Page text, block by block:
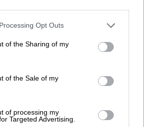
website/app uses one or more Google
or usage behaviour. You may click to
to Google and its third-party tags to
specified purposes in below Google
Opt Outs
of the Sharing of my
of the Sale of my
of processing my
Targeted Advertising.
σε ανακοίνωση: «Εκοιμήθη
Τιράνων,
Αυτοκέφαλος
με βαθύτατη οδύνη
εις Κύριον εκδημία του
Τιράνων,